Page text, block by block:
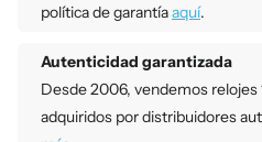
política de garantíaaquí.
Autenticidad garantizada
Desde 2006, vendemos relojes
adquiridos por distribuidores